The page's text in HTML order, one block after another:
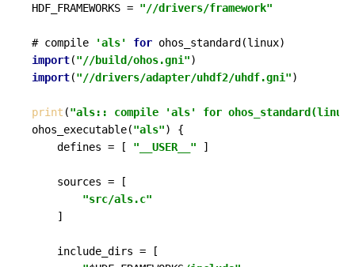
HDF_FRAMEWORKS = "//drivers/framework"
# compile 'als' for
import("//build/ohos.gni"
import("//drivers/adapter/uhdf2/uhdf.gni")
print ("als:: compile 'als' for
ohos_executable("als") {
    defines = [
"__USER__" ]
    sources = [
"src/als.c"
    ]
    include_dirs = [